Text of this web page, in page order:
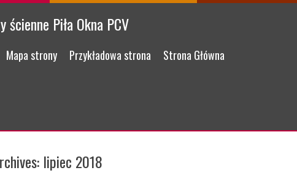
Piła Okna PCV
Mapa strony Przykładowa strona Strona Główna
lipiec 2018